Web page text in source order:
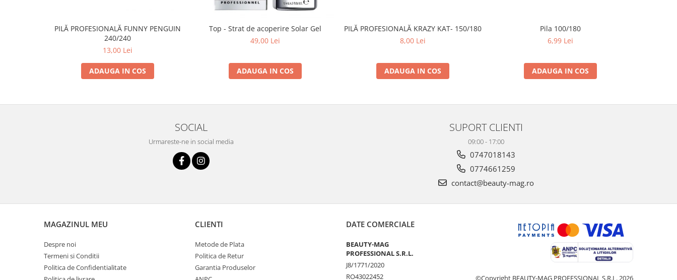
PILĂ PROFESIONALĂ FUNNY PENGUIN
240/240
13,00 Lei
ADAUGA IN COS
Top - Strat de acoperire Solar Gel
49,00 Lei
ADAUGA IN COS
PILĂ PROFESIONALĂ KRAZY KAT- 150/180
8,00 Lei
ADAUGA IN COS
Pila 100/180
6,99 Lei
ADAUGA IN COS
SOCIAL
Urmareste-ne in social media
SUPORT CLIENTI
09:00 - 17:00
0747018143
0774661259
contact@beauty-mag.ro
MAGAZINUL MEU
Despre noi
Termeni si Conditii
Politica de Confidentialitate
CLIENTI
Metode de Plata
Politica de Retur
Garantia Produselor
DATE COMERCIALE
BEAUTY-MAG
PROFESSIONAL S.R.L.
J8/1771/2020
RO43022452
©Copyright BEAUTY-MAG PROFESSIONAL S.R.L. 2026